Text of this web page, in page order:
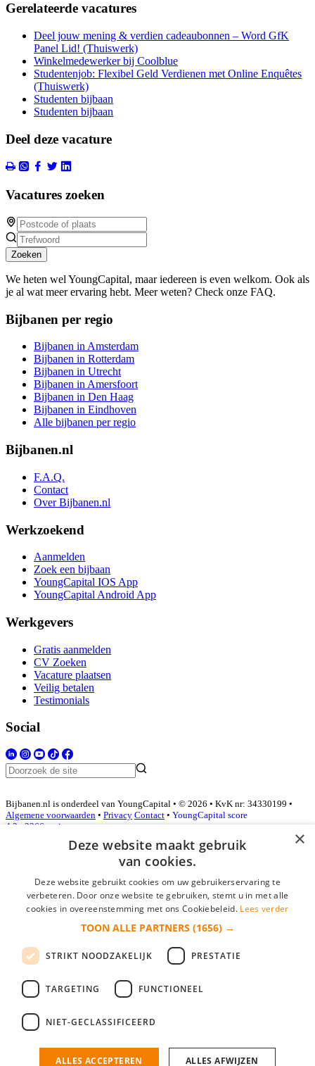
Gerelateerde vacatures
Deel jouw mening & verdien cadeaubonnen – Word GfK
Panel Lid! (Thuiswerk)
Winkelmedewerker bij Coolblue
Studentenjob: Flexibel Geld Verdienen met Online Enquêtes
(Thuiswerk)
Studenten bijbaan
Studenten bijbaan
Deel deze vacature
Vacatures zoeken
Zoeken
We heten wel YoungCapital, maar iedereen is even welkom. Ook als
je al wat meer ervaring hebt. Meer weten? Check onze FAQ.
Bijbanen per regio
Bijbanen in Amsterdam
Bijbanen in Rotterdam
Bijbanen in Utrecht
Bijbanen in Amersfoort
Bijbanen in Den Haag
Bijbanen in Eindhoven
Alle bijbanen per regio
Bijbanen.nl
F.A.Q.
Contact
Over Bijbanen.nl
Werkzoekend
Aanmelden
Zoek een bijbaan
YoungCapital IOS App
YoungCapital Android App
Werkgevers
Gratis aanmelden
CV Zoeken
Vacature plaatsen
Veilig betalen
Testimonials
Social
Bijbanen.nl is onderdeel van YoungCapital • © 2026 • KvK nr: 34330199 •
Algemene voorwaarden • Privacy Contact • YoungCapital score
4.3 - 3366 reviews
Inloggen als bedrijf
*
login gegevens onthouden
login
Bedrijf aanmelden
nieuwe collega/werknemer zo gevonden!
×
Deze website maakt gebruik
van cookies.
Deze website gebruikt cookies om uw gebruikerservaring te
verbeteren. Door onze website te gebruiken, stemt u in met alle
cookies in overeenstemming met ons Cookiebeleid. Lees verder
TOON ALLE PARTNERS (1656) →
STRIKT NOODZAKELIJK PRESTATIE
TARGETING FUNCTIONEEL
NIET-GECLASSIFICEERD
ALLES ACCEPTEREN ALLES AFWIJZEN